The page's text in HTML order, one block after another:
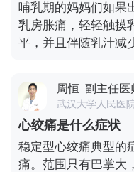
哺乳期的妈妈们如果
乳房胀痛，轻轻触摸
平，并且伴随乳汁减
乳头困难，不仅会让
还会引发消化不良。
进行缓解堵奶问题，
行按摩，这样就可以
周恒 副主任医
武汉大学人民医
心绞痛是什么症状
稳定型心绞痛典型的
痛。范围只有巴掌大